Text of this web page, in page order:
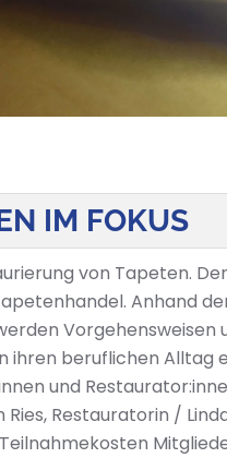
IM FOKUS
von Tapeten.
Anhand
ihren beruflichen
und
Restauratorin /